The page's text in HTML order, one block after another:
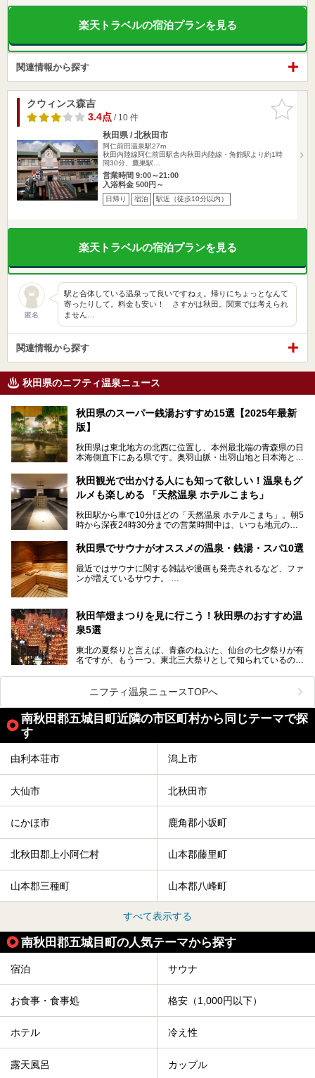
楽天トラベルの宿泊プランを見る
関連情報から探す
お気に入
りに追加
クウィンス森吉
3.4点/ 10 件
秋田県 / 北秋田市
阿仁前田温泉駅27m
秋田内陸線阿仁前田駅舎内秋田内陸線・角館駅より約1時
間30分、鷹巣駅…
営業時間 9:00～21:00
入浴料金 500円～
日帰り 宿泊 駅近（徒歩10分以内）
楽天トラベルの宿泊プランを見る
匿名
駅と合体している温泉って良いですねぇ。帰りにちょっとなんて
寄ったりして。料金も安い！ さすがは秋田。関東では考えられ
ません…
関連情報から探す
秋田県のニフティ温泉ニュース
秋田県のスーパー銭湯おすすめ15選【2025年最新
版】
秋田県は東北地方の北西に位置し、本州最北端の青森県の日
本海側直下にある県です。奥羽山脈・出羽山地と日本海とい
界自然遺産に登録された白神山地のほか、多くの国立公園・
国定公園を擁しています。
「あきたこまち」に代表される米の生産量は国内第3位。米
ハタハタ・しょっつる（魚醤）といった独特の食材も豊富で
す。
げ」など、全国的に有名な催しも多い秋田県。観光旅行にも
役立つ、県内のおすすめスーパー銭湯＆立ち寄り湯情報をご
紹介します。
秋田観光で出かける人にも知って欲しい！温泉もグ
ルメも楽しめる 「天然温泉 ホテルこまち」
秋田駅から車で10分ほどの「天然温泉 ホテルこまち」。朝5
時から深夜24時30分までの営業時間中は、いつも地元の人
岩盤浴入り放題なのに1泊3,500円からと破格の安さ！
観光にも便利な「天然温泉 ホテルこまち」の魅力をたっぷ
りお届けします。
秋田県でサウナがオススメの温泉・銭湯・スパ10選
最近ではサウナに関する雑誌や漫画も発売されるなど、ファ
ンが増えているサウナ。
こだわりを持つ施設も増えています。
今回はそんな今話題のサウナが楽しめる、秋田県内にあるオ
ススメ温泉・銭湯・スパを10件まとめてご紹介します。
秋田竿燈まつりを見に行こう！秋田県のおすすめ温
泉5選
東北の夏祭りと言えば、青森のねぶた、仙台の七夕祭りが有
名ですが、もう一つ、東北三大祭りとして知られているのが
毎年8月3日から6日に行われる「秋田竿燈まつり」は、たく
さんの提灯をぶらさげた大きな竿燈を「ドッコイショ」の掛
け声にあわせて秋田駅周辺を練り歩きます。
竿燈まつりを見た後は、秋田の温泉で骨休め。秋田美人を生
秋田に出かけて、夏の暑さを祭りで吹き飛ばしましょう！
今回は秋田県のおすすめ温泉をご紹介します！
ニフティ温泉ニュースTOPへ
南秋田郡五城目町近隣の市区町村から同じテーマで探
す
由利本荘市 潟上市
大仙市 北秋田市
にかほ市 鹿角郡小坂町
北秋田郡上小阿仁村 山本郡藤里町
山本郡三種町 山本郡八峰町
すべて表示する
南秋田郡五城目町の人気テーマから探す
宿泊 サウナ
お食事・食事処 格安（1,000円以下）
ホテル 冷え性
露天風呂 カップル